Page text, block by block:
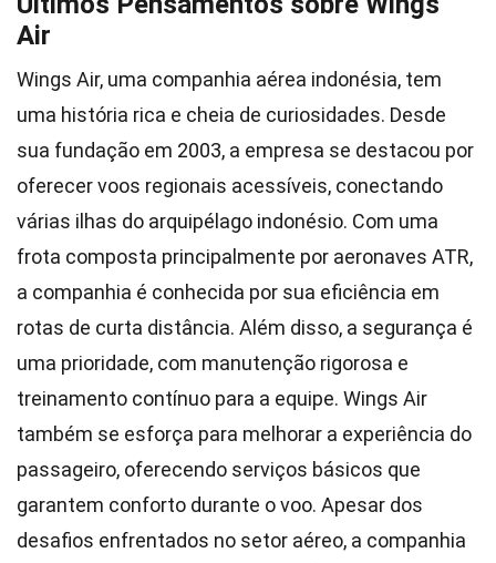
Air
Wings Air, uma companhia aérea indonésia, tem
uma história rica e cheia de curiosidades. Desde
sua fundação em 2003, a empresa se destacou por
oferecer voos regionais acessíveis, conectando
várias ilhas do arquipélago indonésio. Com uma
frota composta principalmente por aeronaves ATR,
a companhia é conhecida por sua eficiência em
rotas de curta distância. Além disso, a segurança é
uma prioridade, com manutenção rigorosa e
treinamento contínuo para a equipe. Wings Air
também se esforça para melhorar a experiência do
passageiro, oferecendo serviços básicos que
garantem conforto durante o voo. Apesar dos
desafios enfrentados no setor aéreo, a companhia